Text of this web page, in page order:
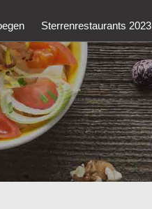
Sterrenrestaurants 2023